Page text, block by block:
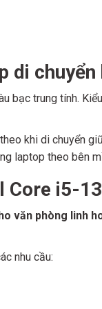
di chuyển
bạc trung tính.
khi di chuyển
laptop theo bên
Core i5-
văn phòng linh
nhu cầu: